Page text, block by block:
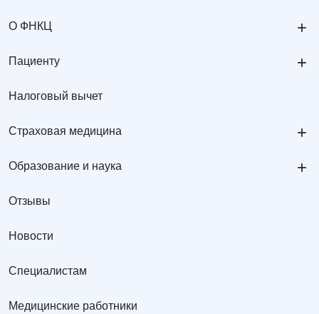
О ФНКЦ +
Пациенту +
Налоговый вычет
Страховая медицина +
Образование и наука +
Отзывы
Новости
Специалистам
Медицинские работники